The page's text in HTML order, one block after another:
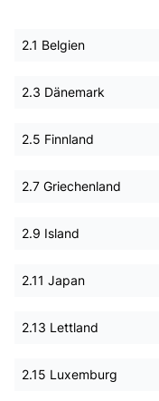
2.1 Belgien
2.3 Dänemark
2.5 Finnland
2.7 Griechenland
2.9 Island
2.11 Japan
2.13 Lettland
2.15 Luxemburg